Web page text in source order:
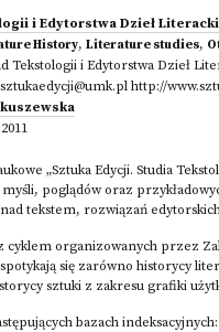
i Edytorstwa Dzieł
History,Literature studies,
Tekstologii i Edytorstwa Dzieł
http://
„Sztuka Edycji. Studia
poglądów oraz
tekstem, rozwiązań
cyklem organizowanych przez
się zarówno historycy
sztuki z zakresu grafiki
bazach